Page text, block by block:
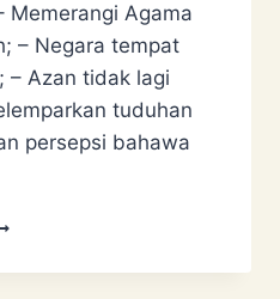
Memerangi Agama
– Negara tempat
– Azan tidak lagi
tuduhan
persepsi bahawa